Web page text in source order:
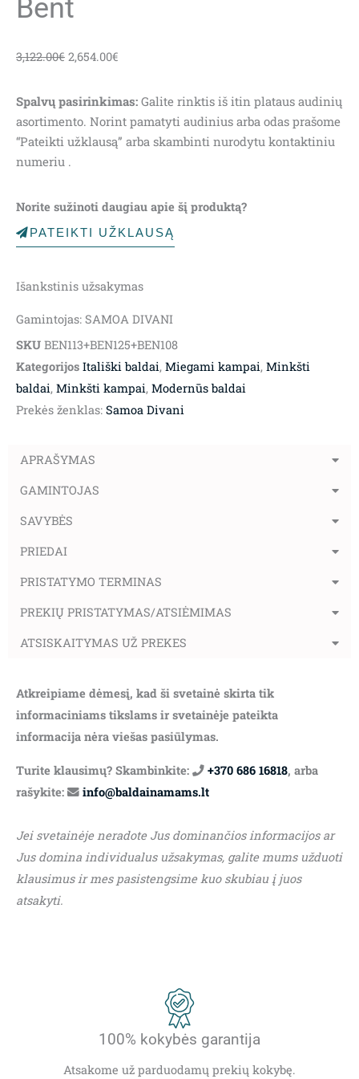
Bent
3,122.00€ price
3,122.00€.
2,654.00€
2,654.00€.
Spalvų pasirinkimas: Galite rinktis iš itin plataus audinių
asortimento. Norint pamatyti audinius arba odas prašome
“Pateikti užklausą” arba skambinti nurodytu kontaktiniu
numeriu .
Norite sužinoti daugiau apie šį produktą?
PATEIKTI UŽKLAUSĄ
Išankstinis užsakymas
Gamintojas: SAMOA DIVANI
SKU BEN113+BEN125+BEN108
Kategorijos Itališki baldai, Miegami kampai, Minkšti
baldai, Minkšti kampai, Modernūs baldai
Prekės ženklas: Samoa Divani
APRAŠYMAS
GAMINTOJAS
SAVYBĖS
PRIEDAI
PRISTATYMO TERMINAS
PREKIŲ PRISTATYMAS/ATSIĖMIMAS
ATSISKAITYMAS UŽ PREKES
Atkreipiame dėmesį, kad ši svetainė skirta tik
informaciniams tikslams ir svetainėje pateikta
informacija nėra viešas pasiūlymas.
Turite klausimų? Skambinkite: +370 686 16818, arba
rašykite:
info@baldainamams.lt
Jei svetainėje neradote Jus dominančios informacijos ar
Jus domina individualus užsakymas, galite mums užduoti
klausimus ir mes pasistengsime kuo skubiau į juos
atsakyti.
100% kokybės garantija
Atsakome už parduodamų prekių kokybę.